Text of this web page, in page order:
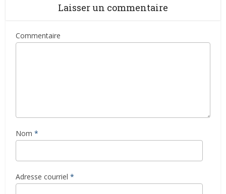
Laisser un commentaire
Commentaire
Nom *
Adresse courriel *